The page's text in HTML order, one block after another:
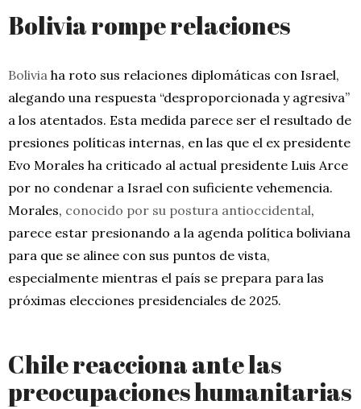
Bolivia rompe relaciones
Bolivia ha roto sus relaciones diplomáticas con Israel,
alegando una respuesta “desproporcionada y agresiva”
a los atentados. Esta medida parece ser el resultado de
presiones políticas internas, en las que el ex presidente
Evo Morales ha criticado al actual presidente Luis Arce
por no condenar a Israel con suficiente vehemencia.
Morales, conocido por su postura antioccidental,
parece estar presionando a la agenda política boliviana
para que se alinee con sus puntos de vista,
especialmente mientras el país se prepara para las
próximas elecciones presidenciales de 2025.
Chile reacciona ante las
preocupaciones humanitarias